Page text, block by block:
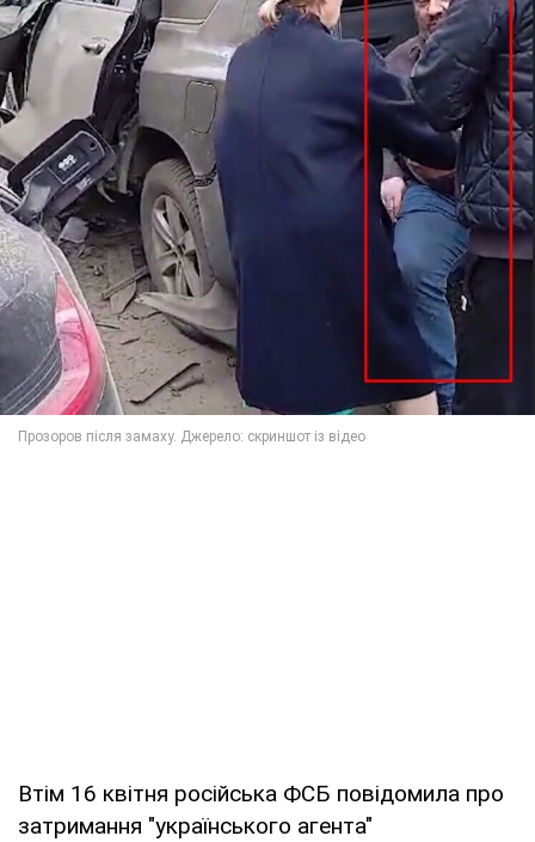
Втім 16 квітня російська ФСБ повідомила про
затримання "українського агента"